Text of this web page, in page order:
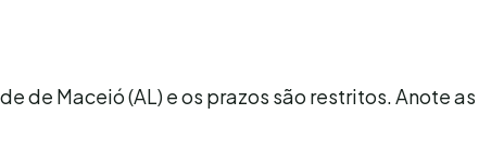
de Maceió (AL) e os prazos são restritos. Anote as